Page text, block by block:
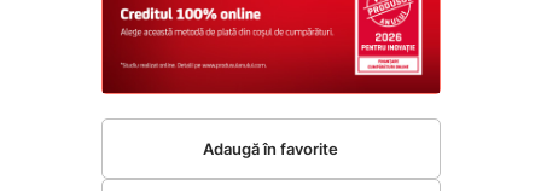
Adaugă în favorite